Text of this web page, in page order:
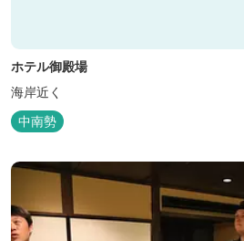
ホテル御殿場
海岸近く
中南勢